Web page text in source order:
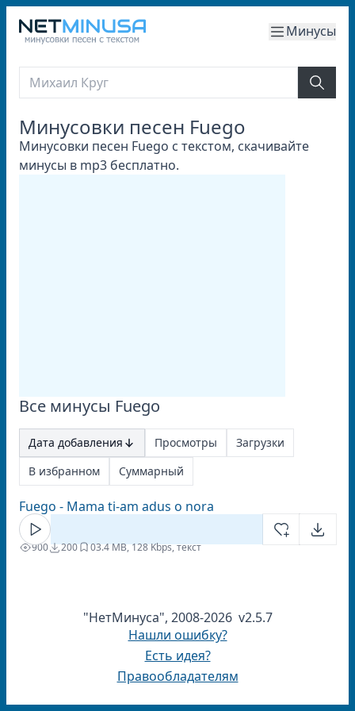
Минусы
Минусовки песен Fuego
Минусовки песен Fuego с текстом, скачивайте
минусы в mp3 бесплатно.
Все минусы Fuego
Дата добавления Просмотры
Загрузки
В избранном
Суммарный
Fuego - Mama ti-am adus o nora
900 200 03.4 MB, 128 Kbps, текст
"НетМинуса", 2008-2026 v2.5.7
Нашли ошибку?
Есть идея?
Правообладателям